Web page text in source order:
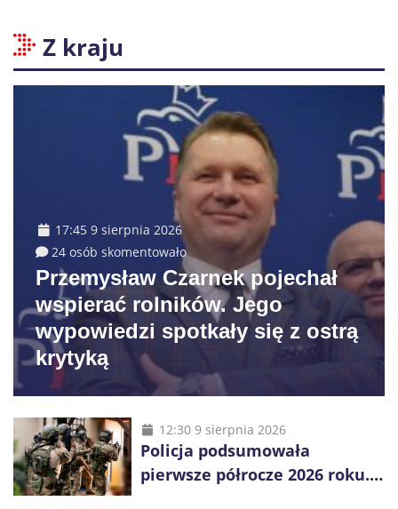
Z kraju
17:45 9 sierpnia 2026
24 osób skomentowało
Przemysław Czarnek pojechał
wspierać rolników. Jego
wypowiedzi spotkały się z ostrą
krytyką
12:30 9 sierpnia 2026
Policja podsumowała
pierwsze półrocze 2026 roku.